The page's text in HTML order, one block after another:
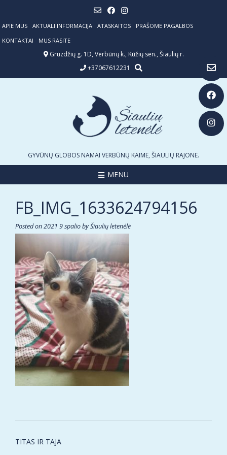
content
APIE MUS AKTUALI INFORMACIJA ATASKAITOS
PRAŠOME PAGALBOS
KONTAKTAI
MUS RASITE
Gruzdžių g. 1D, Verbūnų k., Kūžių sen., Šiaulių r.
+37067612231
GYVŪNŲ GLOBOS NAMAI VERBŪNŲ KAIME, ŠIAULIŲ RAJONE.
MENU
FB_IMG_1633624794156
Posted on2021 9 spaliobyŠiaulių letenėlė
Post
TITAS IR TAJA